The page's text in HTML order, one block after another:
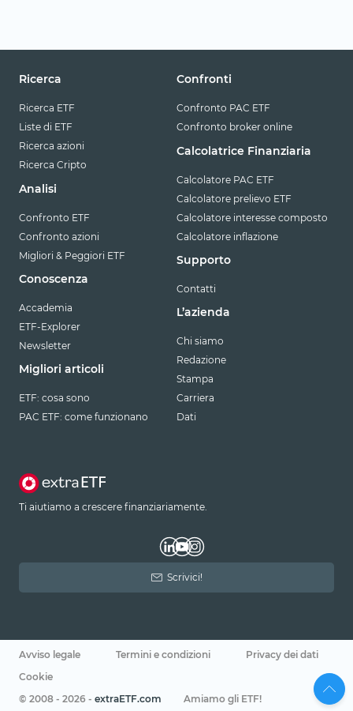
Ricerca
Ricerca ETF
Liste di ETF
Ricerca azioni
Ricerca Cripto
Analisi
Confronto ETF
Confronto azioni
Migliori & Peggiori ETF
Conoscenza
Accademia
ETF-Explorer
Newsletter
Migliori articoli
ETF: cosa sono
PAC ETF: come funzionano
Confronti
Confronto PAC ETF
Confronto broker online
Calcolatrice Finanziaria
Calcolatore PAC ETF
Calcolatore prelievo ETF
Calcolatore interesse composto
Calcolatore inflazione
Supporto
Contatti
L’azienda
Chi siamo
Redazione
Stampa
Carriera
Dati
Ti aiutiamo a crescere finanziariamente.
Scrivici!
Avviso legale Termini e condizioni
Privacy dei dati
Cookie
© 2008 - 2026 - extraETF.com Amiamo gli ETF!